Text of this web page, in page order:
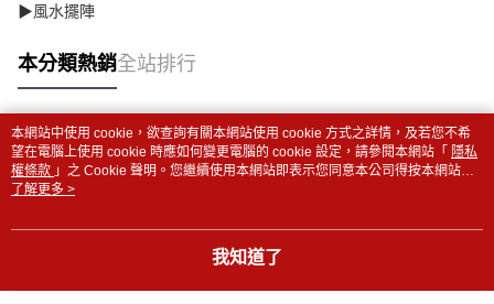
▶風水擺陣
本分類熱銷全站排行
熱門標籤
本網站中使用 cookie，欲查詢有關本網站使用 cookie 方式之詳情，及若您不希
望在電腦上使用 cookie 時應如何變更電腦的 cookie 設定，請參閱本網站「 隱私
權條款 」之 Cookie 聲明。您繼續使用本網站即表示您同意本公司得按本網站使
用條款之 Cookie 聲明使用 cookie。
了解更多 >
我知道了